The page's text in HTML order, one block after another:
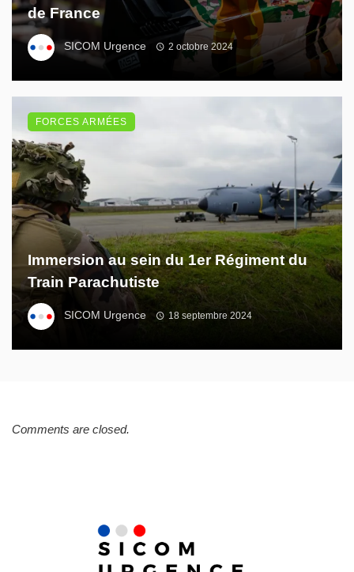
de France
SICOM Urgence 2 octobre 2024
Immersion au sein du 1er Régiment du
Train Parachutiste
SICOM Urgence 18 septembre 2024
FORCES ARMÉES
Comments are closed.